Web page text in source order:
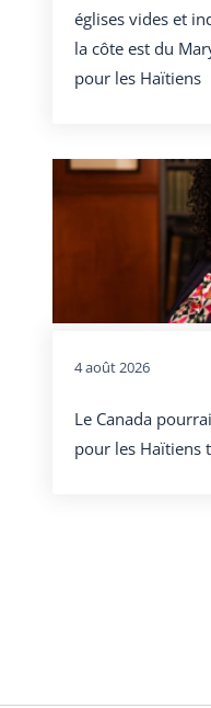
églises vides et
la côte est du
pour les Haïtiens
4 août 2026
Le Canada
pour les Haïtiens